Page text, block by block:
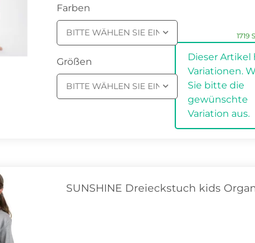
Farben
BITTE WÄHLEN SIE EINE VARIATION.
Größen
BITTE WÄHLEN SIE EINE VARIATION.
1719
x
Dieser Artikel
Variationen.
Sie bitte die
gewünschte
Variation aus.
SUNSHINE Dreieckstuch kids